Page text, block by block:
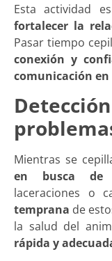
Esta actividad
fortalecer la
Pasar tiempo
conexión y
comunicación
Mientras se
en busca de
laceraciones o
temprana de
la salud del
rápida y